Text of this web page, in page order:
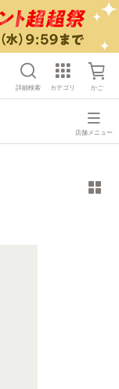
詳細検索 カテゴリ かご
店舗メニュー